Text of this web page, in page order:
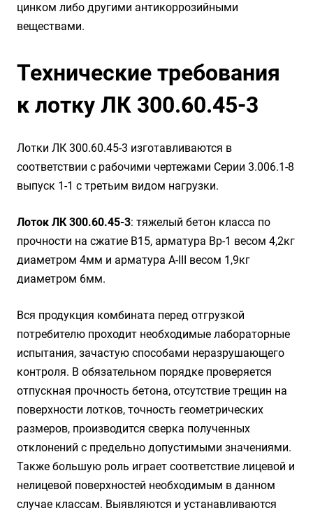
цинком либо другими антикоррозийными
веществами.
Технические требования
к лотку ЛК 300.60.45-3
Лотки ЛК 300.60.45-3 изготавливаются в
соответствии с рабочими чертежами Серии 3.006.1-8
выпуск 1-1 с третьим видом нагрузки.
Лоток ЛК 300.60.45-3: тяжелый бетон класса по
прочности на сжатие B15, арматура Вр-1 весом 4,2кг
диаметром 4мм и арматура A-III весом 1,9кг
диаметром 6мм.
Вся продукция комбината перед отгрузкой
потребителю проходит необходимые лабораторные
испытания, зачастую способами неразрушающего
контроля. В обязательном порядке проверяется
отпускная прочность бетона, отсутствие трещин на
поверхности лотков, точность геометрических
размеров, производится сверка полученных
отклонений с предельно допустимыми значениями.
Также большую роль играет соответствие лицевой и
нелицевой поверхностей необходимым в данном
случае классам. Выявляются и устанавливаются